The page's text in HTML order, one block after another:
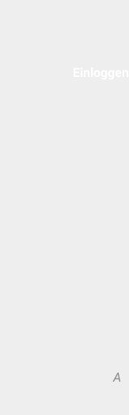
A